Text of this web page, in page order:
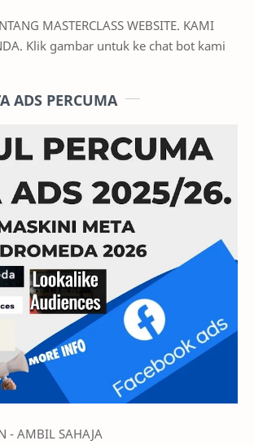
MASTERCLASS WEBSITE. KAMI
Klik gambar untuk ke chat bot kami
ADS PERCUMA
- AMBIL SAHAJA